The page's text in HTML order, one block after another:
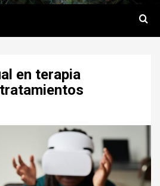
en terapia